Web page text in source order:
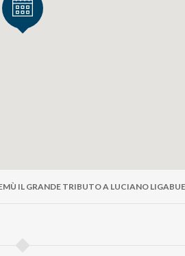
IL GRANDE TRIBUTO A LUCIANO LIGABUE